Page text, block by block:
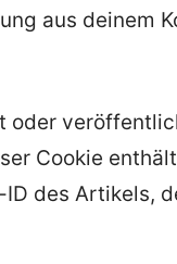
aus deinem
oder
Cookie
des Artikels,